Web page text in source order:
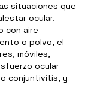
situaciones que
ocular,
con aire
o polvo, el
móviles,
ocular
conjuntivitis, y